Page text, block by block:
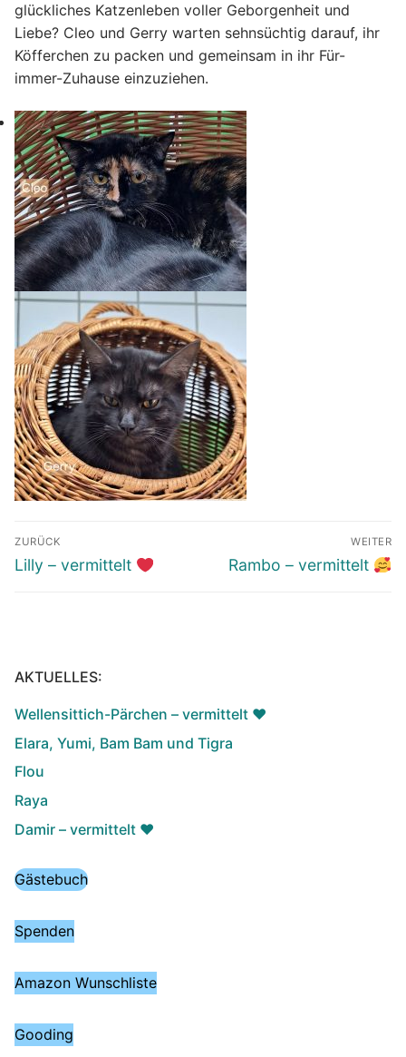
glückliches Katzenleben voller Geborgenheit und
Liebe? Cleo und Gerry warten sehnsüchtig darauf, ihr
Köfferchen zu packen und gemeinsam in ihr Für-
immer-Zuhause einzuziehen.
Beitragsnavigation
ZURÜCK
Vorheriger
Lilly – vermittelt
WEITER
Nächster
Rambo – vermittelt
AKTUELLES:
Wellensittich-Pärchen – vermittelt ♥️
Elara, Yumi, Bam Bam und Tigra
Flou
Raya
Damir – vermittelt ♥️
Gästebuch
Spenden
Amazon Wunschliste
Gooding